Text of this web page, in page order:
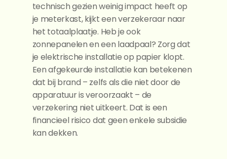
technisch gezien weinig impact heeft op
je meterkast, kijkt een verzekeraar naar
het totaalplaatje. Heb je ook
zonnepanelen en een laadpaal? Zorg dat
je elektrische installatie op papier klopt.
Een afgekeurde installatie kan betekenen
dat bij brand – zelfs als die niet door de
apparatuur is veroorzaakt – de
verzekering niet uitkeert. Dat is een
financieel risico dat geen enkele subsidie
kan dekken.